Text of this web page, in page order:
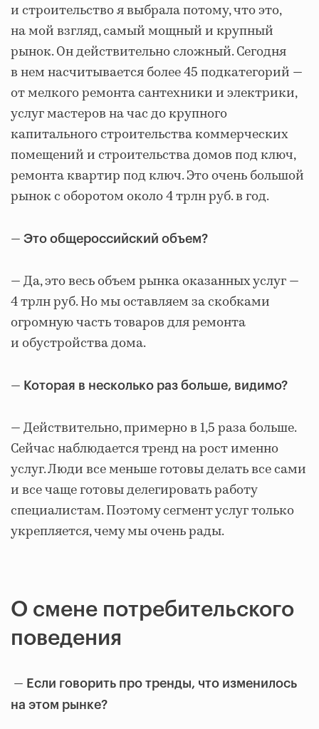
и строительство я выбрала потому, что это,
на мой взгляд, самый мощный и крупный
рынок. Он действительно сложный. Сегодня
в нем насчитывается более 45 подкатегорий —
от мелкого ремонта сантехники и электрики,
услуг мастеров на час до крупного
капитального строительства коммерческих
помещений и строительства домов под ключ,
ремонта квартир под ключ. Это очень большой
рынок с оборотом около 4 трлн руб. в год.
— Это общероссийский объем?
— Да, это весь объем рынка оказанных услуг —
4 трлн руб. Но мы оставляем за скобками
огромную часть товаров для ремонта
и обустройства дома.
— Которая в несколько раз больше, видимо?
— Действительно, примерно в 1,5 раза больше.
Сейчас наблюдается тренд на рост именно
услуг. Люди все меньше готовы делать все сами
и все чаще готовы делегировать работу
специалистам. Поэтому сегмент услуг только
укрепляется, чему мы очень рады.
О смене потребительского
поведения
— Если говорить про тренды, что изменилось
на этом рынке?